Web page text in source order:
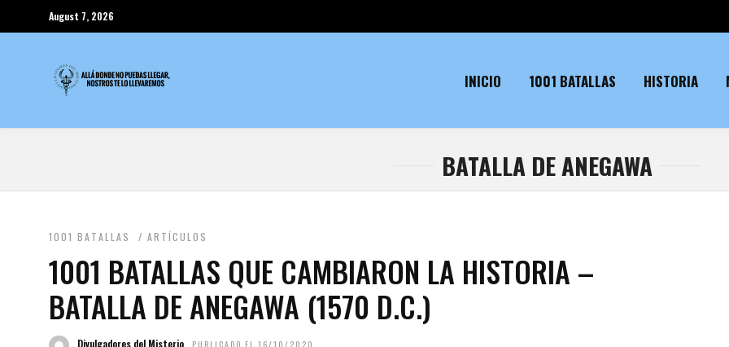
August 7, 2026
INICIO 1001 BATALLAS HISTORIA
BATALLA DE ANEGAWA
1001 BATALLAS / ARTÍCULOS
1001 BATALLAS QUE CAMBIARON LA HISTORIA –
BATALLA DE ANEGAWA (1570 D.C.)
Divulgadores del Misterio PUBLICADO EL 16/10/2020